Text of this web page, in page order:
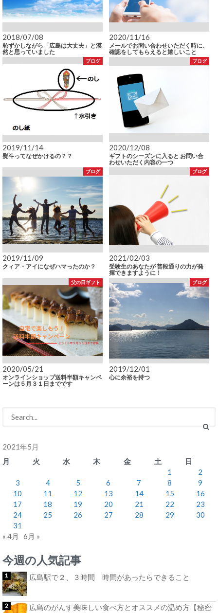
2018/07/08
恥ずかしながら「広島は大丈夫」と漠
然と思っていました
2020/11/16
メールでお問い合わせいただく時に、
確認をしてもらえると嬉しいこと
ブログ
2019/11/14
熨斗ってなぜかけるの？？
ブログ
2020/12/08
ギフトのシーズンに入ると お問い合
わせいただく内容の一つ
ブログ
2019/11/09
クィア・アイになぜハマったのか？
ブログ
2021/02/03
受験生のあなたが 普段通りの力が発
揮できますように！
父の日ギフト
2020/05/21
オンラインショップ送料半額キャンペ
ーンは５月３１日までです
ブログ
2019/12/01
心に余裕を持つ
2021年5月
月
火 水 木 金 土
日
1
2
3
4 5 6 7 8
9
10
11 12 13 14 15
16
17
18 19 20 21 22
23
24
25 26 27 28 29
30
31
« 4月
6月 »
今週の人気記事
広島駅で２、３時間 時間があったらできること
広島のがんす美味しい食べ方とオススメの温め方【秘密